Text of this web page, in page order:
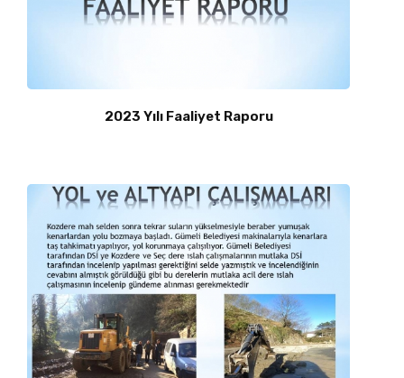
2023 Yılı Faaliyet Raporu